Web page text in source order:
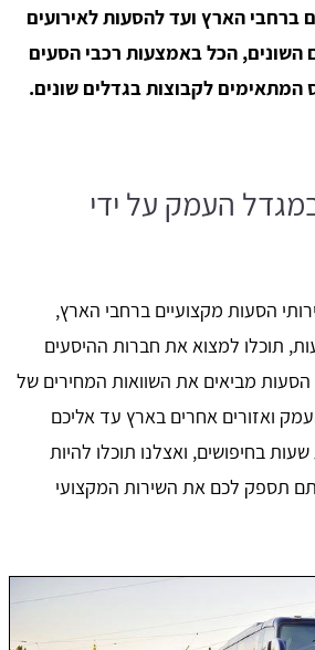
ברחבי הארץ ועד להסעות לאירועים
השונים, הכל באמצעות רכבי הסעים
המתאימים לקבוצות בגדלים שונים.
העמק על ידי
הסעות מקצועיים ברחבי הארץ,
תוכלו למצוא את חברות ההיסעים
הסעות מביאים את השוואות המחירים של
ואזורים אחרים בארץ עד אליכם
בחיפושים, ואצלנו תוכלו להיות
תספק לכם את השירות המקצועי